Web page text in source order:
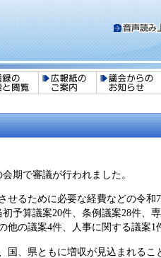
期で審議が行われました。
るために必要な経費などの令
予算議案20件、条例議案28件、
の議案4件、人事に関する議案1
、県ともに増収が見込まれる